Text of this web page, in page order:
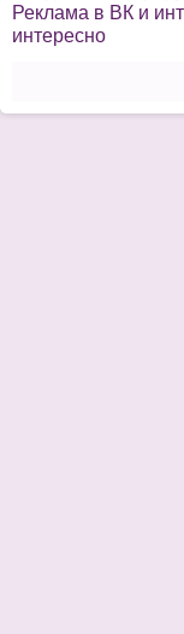
Реклама в ВК и
интересно